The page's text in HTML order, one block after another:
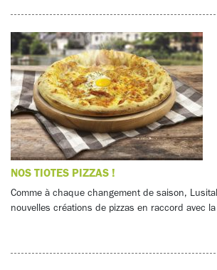
NOS TIOTES PIZZAS !
Comme à chaque changement de saison,
nouvelles créations de pizzas en raccord avec